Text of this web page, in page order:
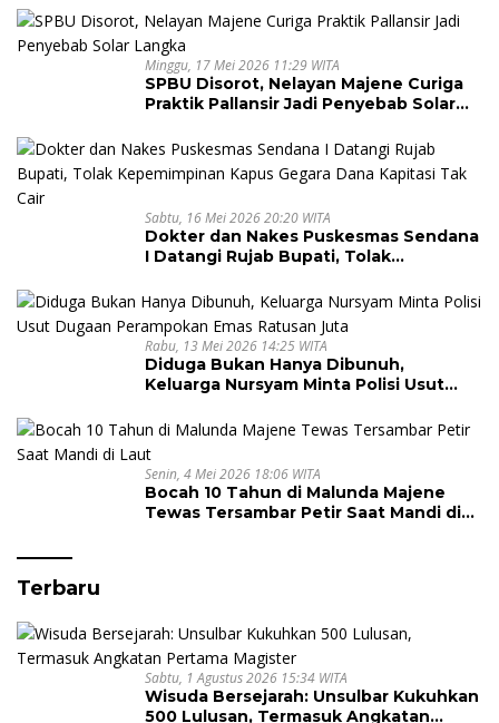
Minggu, 17 Mei 2026 11:29 WITA
SPBU Disorot, Nelayan Majene Curiga
Praktik Pallansir Jadi Penyebab Solar
Sabtu, 16 Mei 2026 20:20 WITA
Dokter dan Nakes Puskesmas Sendana
I Datangi Rujab Bupati, Tolak
Kapitasi Tak Cair
Rabu, 13 Mei 2026 14:25 WITA
Diduga Bukan Hanya Dibunuh,
Keluarga Nursyam Minta Polisi Usut
Juta
Senin, 4 Mei 2026 18:06 WITA
Bocah 10 Tahun di Malunda Majene
Tewas Tersambar Petir Saat Mandi di
Terbaru
Sabtu, 1 Agustus 2026 15:34 WITA
Wisuda Bersejarah: Unsulbar Kukuhkan
500 Lulusan, Termasuk Angkatan